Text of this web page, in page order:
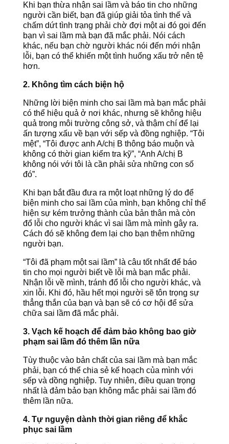
Khi bạn thừa nhận sai lầm và báo tin cho những
người cần biết, bạn đã giúp giải tỏa tình thế và
chấm dứt tình trạng phải chờ đợi một ai đó gọi đến
bạn vì sai lầm mà bạn đã mắc phải. Nói cách
khác, nếu bạn chờ người khác nói đến mới nhận
lỗi, bạn có thể khiến một tình huống xấu trở nên tệ
hơn.
2. Không tìm cách biện hộ
Những lời biện minh cho sai lầm mà bạn mắc phải
có thể hiệu quả ở nơi khác, nhưng sẽ không hiệu
quả trong môi trường công sở, và thậm chí để lại
ấn tượng xấu về bạn với sếp và đồng nghiệp. “Tôi
mệt”, “Tôi được anh A/chị B thông báo muộn và
không có thời gian kiểm tra kỹ”, “Anh A/chị B
không nói với tôi là cần phải sửa những con số
đó”.
Khi bạn bắt đầu đưa ra một loạt những lý do để
biện minh cho sai lầm của mình, bạn không chỉ thể
hiện sự kém trưởng thành của bản thân mà còn
đổ lỗi cho người khác vì sai lầm mà mình gây ra.
Cách đó sẽ không đem lại cho bạn thêm những
người bạn.
“Tôi đã phạm một sai lầm” là câu tốt nhất để báo
tin cho mọi người biết về lỗi mà bạn mắc phải.
Nhận lỗi về mình, tránh đổ lỗi cho người khác, và
xin lỗi. Khi đó, hầu hết mọi người sẽ tôn trọng sự
thẳng thắn của bạn và bạn sẽ có cơ hội để sửa
chữa sai lầm đã mắc phải.
3. Vạch kế hoạch để đảm bảo không bao giờ
phạm sai lầm đó thêm lần nữa
Tùy thuộc vào bản chất của sai lầm mà bạn mắc
phải, bạn có thể chia sẻ kế hoạch của mình với
sếp và dồng nghiệp. Tuy nhiên, điều quan trọng
nhất là đảm bảo bạn không mắc phải sai lầm đó
thêm lần nữa.
4. Tự nguyện dành thời gian riêng để khắc
phục sai lầm